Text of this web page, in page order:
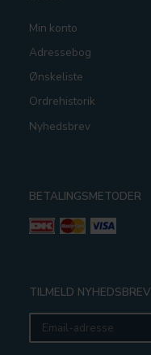
Min konto
Adressebog
Ønskeliste
Ordrehistorik
Nyhedsbrev
BETALINGSMETODER
TILMELD NYHEDSBREV
Email-
adresse